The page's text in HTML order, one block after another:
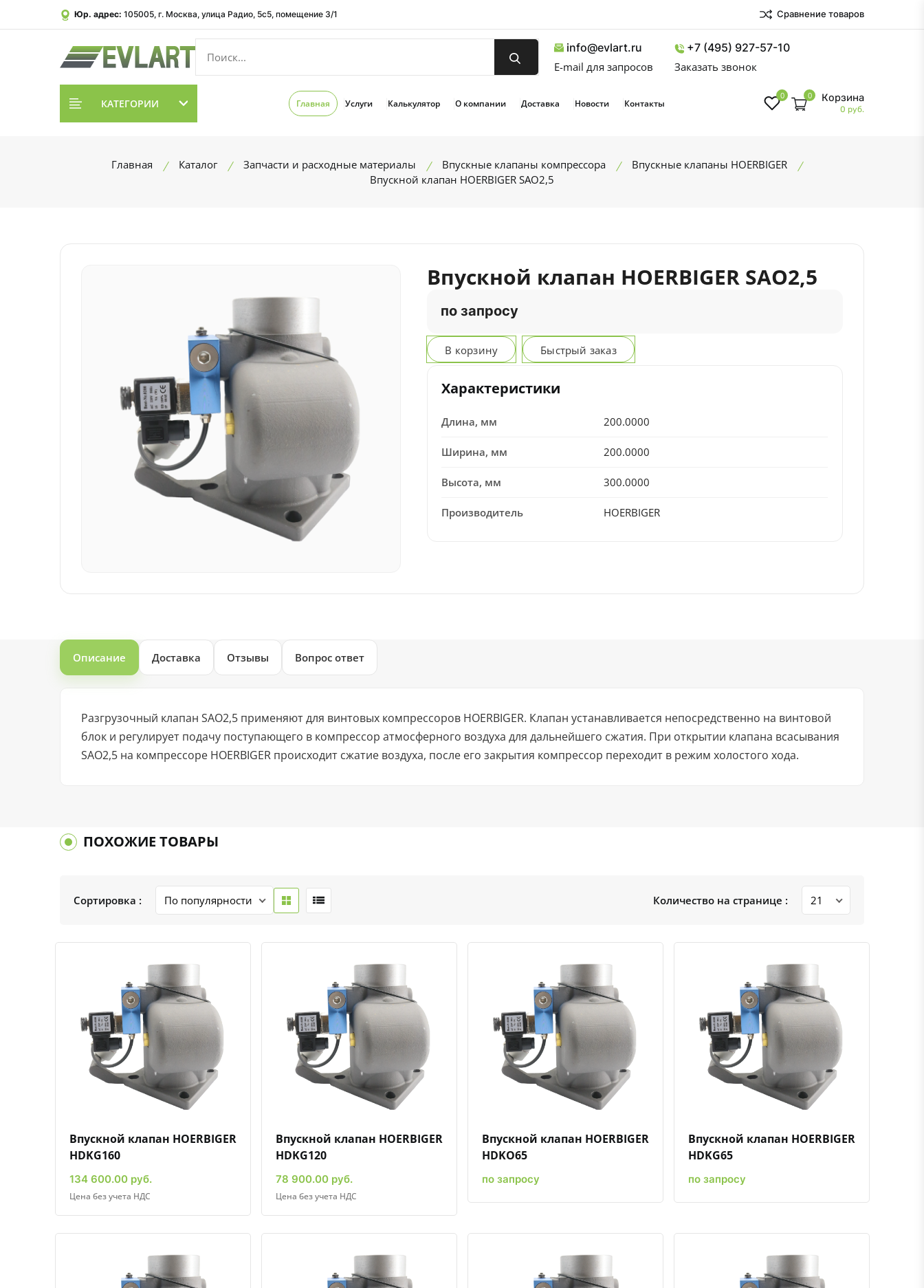
Юр. адрес: 105005, г. Москва, улица Радио, 5с5, помещение 3/1 Сравнение товаров
info@evlart.ru
E-mail для запросов
+7 (495) 927-57-10
Заказать звонок
КАТЕГОРИИ Главная Услуги Калькулятор О компании Доставка Новости Контакты
0 0 Корзина
0 руб.
Главная Каталог Запчасти и расходные материалы Впускные клапаны компрессора
Впускные клапаны HOERBIGER
Впускной клапан HOERBIGER SAO2,5
Впускной клапан HOERBIGER SAO2,5
по запросу
В корзину Быстрый заказ
Характеристики
Длина, мм 200.0000
Ширина, мм 200.0000
Высота, мм 300.0000
Производитель HOERBIGER
Описание Доставка Отзывы Вопрос ответ
Разгрузочный клапан SAO2,5 применяют для винтовых компрессоров HOERBIGER. Клапан устанавливается непосредственно на винтовой
блок и регулирует подачу поступающего в компрессор атмосферного воздуха для дальнейшего сжатия. При открытии клапана всасывания
SAO2,5 на компрессоре HOERBIGER происходит сжатие воздуха, после его закрытия компрессор переходит в режим холостого хода.
ПОХОЖИЕ ТОВАРЫ
Сортировка : Количество на странице :
Добавить в избранное
Впускной клапан HOERBIGER
HDKG160
134 600.00 руб.
Цена без учета НДС
Добавить в избранное
Впускной клапан HOERBIGER
HDKG120
78 900.00 руб.
Цена без учета НДС
Добавить в избранное
Впускной клапан HOERBIGER
HDKO65
по запросу
Добавить в избранное
Впускной клапан HOERBIGER
HDKG65
по запросу